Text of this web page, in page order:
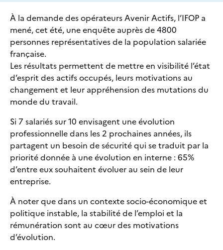
À la demande des opérateurs Avenir Actifs, l’IFOP a
mené, cet été, une enquête auprès de 4800
personnes représentatives de la population salariée
française.
Les résultats permettent de mettre en visibilité l’état
d’esprit des actifs occupés, leurs motivations au
changement et leur appréhension des mutations du
monde du travail.
Si 7 salariés sur 10 envisagent une évolution
professionnelle dans les 2 prochaines années, ils
partagent un besoin de sécurité qui se traduit par la
priorité donnée à une évolution en interne : 65%
d’entre eux souhaitent évoluer au sein de leur
entreprise.
À noter que dans un contexte socio-économique et
politique instable, la stabilité de l’emploi et la
rémunération sont au cœur des motivations
d’évolution.